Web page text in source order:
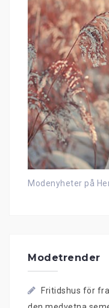
Modenyheter på
Modetrender
Fritidshus för